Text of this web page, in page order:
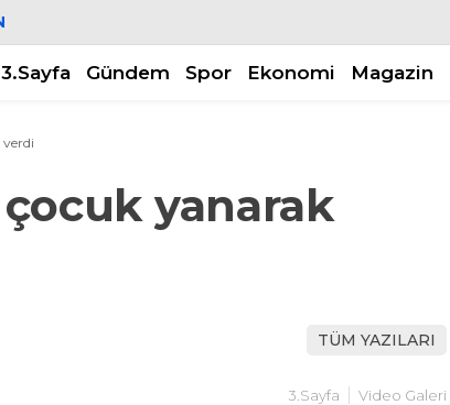
3.Sayfa Gündem Spor Ekonomi Magazin
verdi
çocuk yanarak
TÜM YAZILARI
3.Sayfa Video Galeri